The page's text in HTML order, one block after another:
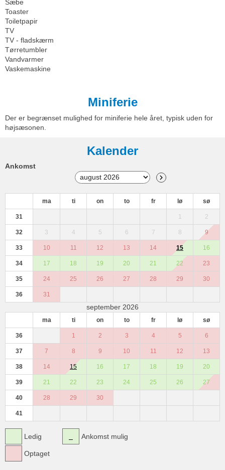
Sæbe
Toaster
Toiletpapir
TV
TV - fladskærm
Tørretumbler
Vandvarmer
Vaskemaskine
Miniferie
Der er begrænset mulighed for miniferie hele året, typisk uden for
højsæsonen.
Kalender
Ankomst
ma ti on to fr lø sø
31 1 2
32 3 4 5 6 7 8 9
33 10 11 12 13 14 15 16
34 17 18 19 20 21 22 23
35 24 25 26 27 28 29 30
36 31
september 2026
ma ti on to fr lø sø
36 1 2 3 4 5 6
37 7 8 9 10 11 12 13
38 14 15 16 17 18 19 20
39 21 22 23 24 25 26 27
40 28 29 30
41
Ledig
Optaget
Ankomst mulig